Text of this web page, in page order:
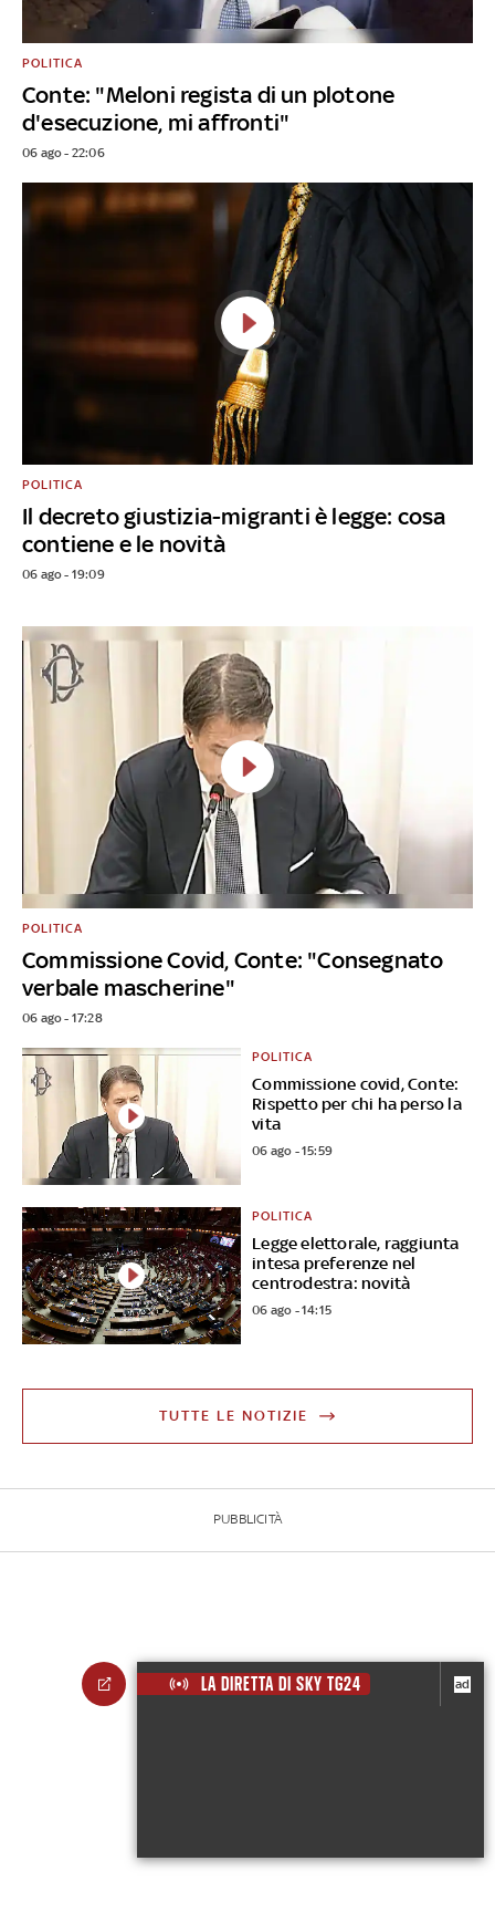
LA DIRETTA DI SKY TG24 ad
Conte: "Meloni regista di un plotone
d'esecuzione, mi affronti"
POLITICA
06 ago - 22:06
Il decreto giustizia-migranti è legge: cosa
contiene e le novità
POLITICA
06 ago - 19:09
Commissione Covid, Conte: "Consegnato
verbale mascherine"
POLITICA
06 ago - 17:28
Commissione covid, Conte:
Rispetto per chi ha perso la
vita
POLITICA
06 ago - 15:59
Legge elettorale, raggiunta
intesa preferenze nel
centrodestra: novità
POLITICA
06 ago - 14:15
TUTTE LE NOTIZIE
PUBBLICITÀ